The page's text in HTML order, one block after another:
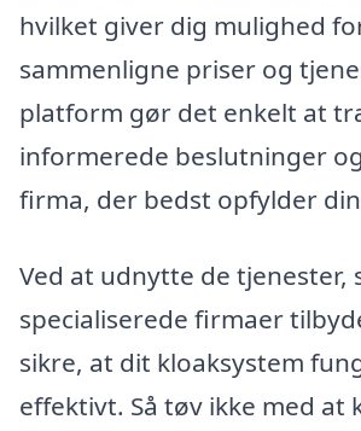
hvilket giver dig mulighed
sammenligne priser og
platform gør det enkelt at
informerede beslutninger
firma, der bedst opfylder
Ved at udnytte de tjenester,
specialiserede firmaer
sikre, at dit kloaksystem
effektivt. Så tøv ikke med at